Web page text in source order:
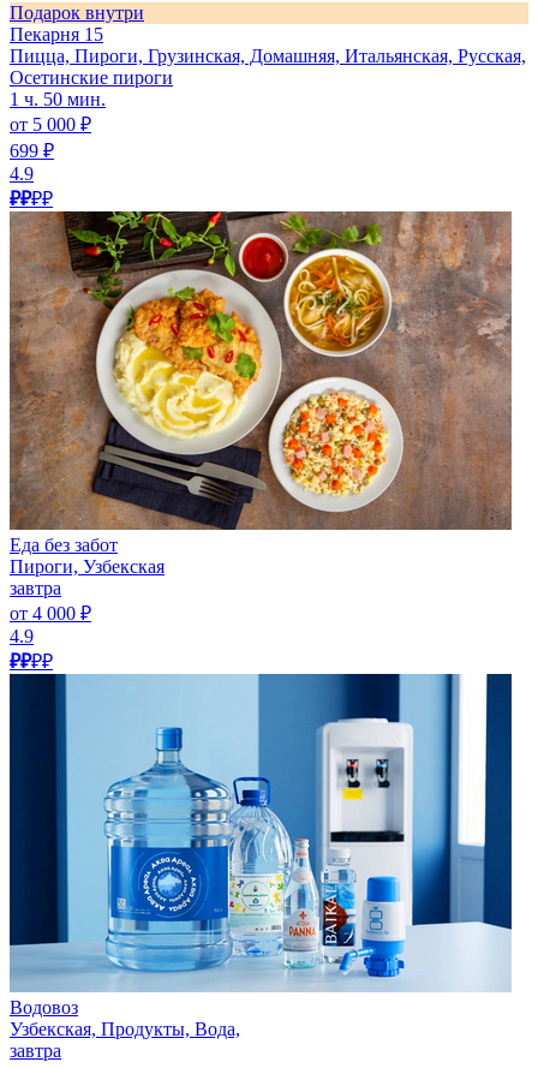
Подарок внутри
Пекарня 15
Пицца, Пироги, Грузинская, Домашняя, Итальянская, Русская,
Осетинские пироги
1 ч. 50 мин.
от 5 000 ₽
699 ₽
4.9
₽₽₽₽
Еда без забот
Пироги, Узбекская
завтра
от 4 000 ₽
4.9
₽₽₽₽
Водовоз
Узбекская, Продукты, Вода,
завтра